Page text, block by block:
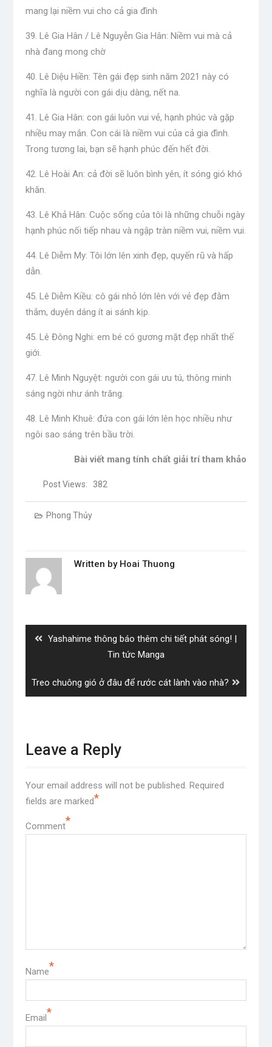
mang lại niềm vui cho cả gia đình
39. Lê Gia Hân / Lê Nguyễn Gia Hân: Niềm vui mà cả
nhà đang mong chờ
40. Lê Diệu Hiền: Tên gái đẹp sinh năm 2021 này có
nghĩa là người con gái dịu dàng, nết na.
41. Lê Gia Hân: con gái luôn vui vẻ, hạnh phúc và gặp
nhiều may mắn. Con cái là niềm vui của cả gia đình.
Trong tương lai, bạn sẽ hạnh phúc đến hết đời.
42. Lê Hoài An: cả đời sẽ luôn bình yên, ít sóng gió khó
khăn.
43. Lê Khả Hân: Cuộc sống của tôi là những chuỗi ngày
hạnh phúc nối tiếp nhau và ngập tràn niềm vui, niềm vui.
44. Lê Diễm My: Tôi lớn lên xinh đẹp, quyến rũ và hấp
dẫn.
45. Lê Diễm Kiều: cô gái nhỏ lớn lên với vẻ đẹp đằm
thắm, duyên dáng ít ai sánh kịp.
45. Lê Đông Nghi: em bé có gương mặt đẹp nhất thế
giới.
47. Lê Minh Nguyệt: người con gái ưu tú, thông minh
sáng ngời như ánh trăng.
48. Lê Minh Khuê: đứa con gái lớn lên học nhiều như
ngôi sao sáng trên bầu trời.
Bài viết mang tính chất giải trí tham khảo
Post Views: 382
Phong Thủy
Written by Hoai Thuong
Previous
Yashahime thông báo thêm chi tiết phát sóng! |
Tin tức Manga
Next
post:
Treo chuông gió ở đâu để rước cát lành vào nhà?
Leave a Reply
Your email address will not be published. Required
fields are marked*
Comment*
Name*
Email*